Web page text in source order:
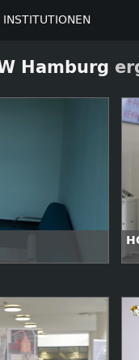
INSTITUTIONEN
Hamburg